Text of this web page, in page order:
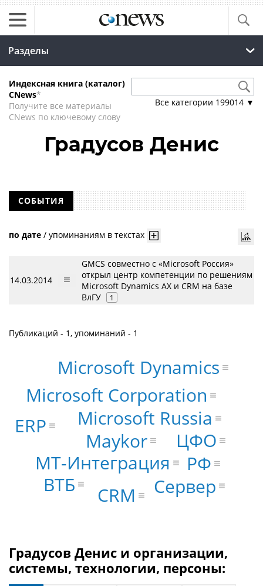
Разделы
Индексная книга (каталог)
CNews*
Получите все материалы
CNews по ключевому слову
Все категории 199014 ▼
Градусов Денис
СОБЫТИЯ
по дате / упоминаниям в текстах
14.03.2014
GMCS совместно с «Microsoft Россия»
открыл центр компетенции по решениям
Microsoft Dynamics AX и CRM на базе
ВлГУ
1
Публикаций - 1, упоминаний - 1
Maykor
Microsoft Russia
МТ-Интеграция
Microsoft Corporation
ВТБ
ERP
CRM Сервер
Microsoft Dynamics
ЦФО
РФ
Градусов Денис и организации,
системы, технологии, персоны: